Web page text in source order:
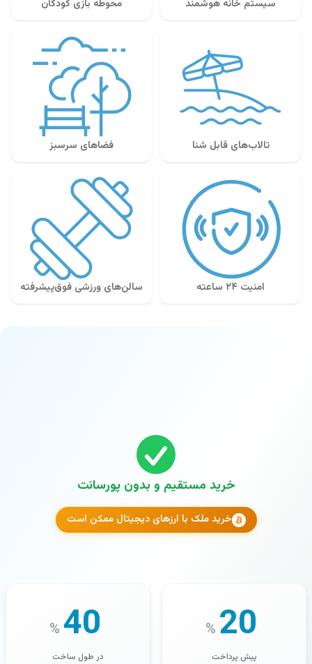
سیستم خانه هوشمند محوطه بازی کودکان
تالاب‌های قابل شنا فضاهای سرسبز
امنیت ۲۴ ساعته سالن‌های ورزشی فوق‌پیشرفته
خرید مستقیم و بدون پورسانت
خرید ملک با ارزهای دیجیتال ممکن است
20
%
پیش پرداخت
40
%
در طول ساخت